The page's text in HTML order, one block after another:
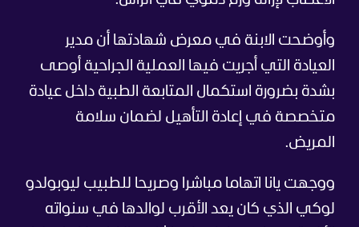
وأوضحت الابنة في معرض شهادتها أن مدير
العيادة التي أجريت فيها العملية الجراحية أوصى
بشدة بضرورة استكمال المتابعة الطبية داخل عيادة
متخصصة في إعادة التأهيل لضمان سلامة
المريض.
ووجهت يانا اتهاما مباشرا وصريحا للطبيب ليوبولدو
لوكي الذي كان يعد الأقرب لوالدها في سنواته